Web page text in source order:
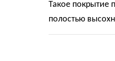
Такое покрытие
полостью